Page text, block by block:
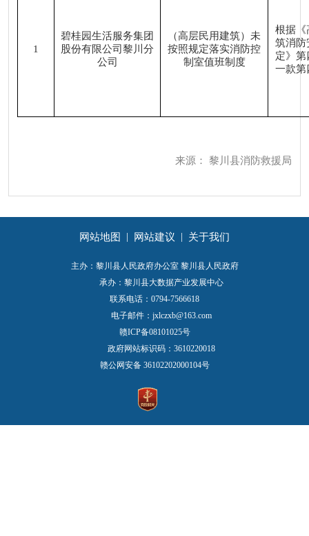
1
碧桂园生活服务集团
股份有限公司黎川分
公司
（高层民用建筑）未
按照规定落实消防控
制室值班制度
根据《
筑消防
定》第
一款第
来源： 黎川县消防救援局
网站地图 | 网站建议 | 关于我们
主办：黎川县人民政府办公室 黎川县人民政府
承办：黎川县大数据产业发展中心
联系电话：0794-7566618
电子邮件：jxlczxb@163.com
赣ICP备08101025号
政府网站标识码：3610220018
赣公网安备 36102202000104号